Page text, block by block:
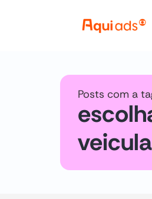
Posts com a